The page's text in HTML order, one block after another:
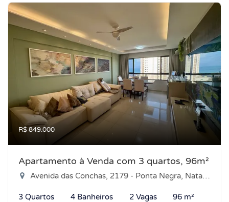
R$ 849.000
Apartamento à Venda com 3 quartos, 96m²
Avenida das Conchas, 2179 - Ponta Negra, Natal-RN
3 Quartos 4 Banheiros 2 Vagas 96 m²